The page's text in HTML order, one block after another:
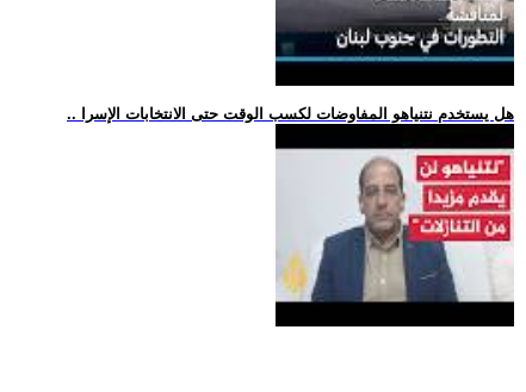
.. هل يستخدم نتنياهو المفاوضات لكسب الوقت حتى الانتخابات الإسرا